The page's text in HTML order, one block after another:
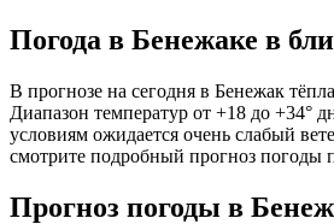
Погода в Бенежаке в
В прогнозе на сегодня в Бенежак
Диапазон температур от +18 до +34°
условиям ожидается очень слабый
смотрите подробный прогноз погоды
Прогноз погоды в